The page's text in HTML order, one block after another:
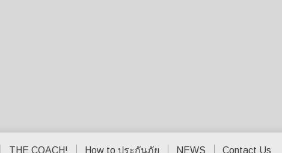
THE COACH! How to ประกันภัย NEWS Contact Us